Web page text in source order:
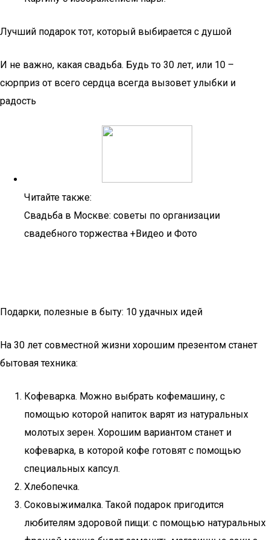
Лучший подарок тот, который выбирается с душой
И не важно, какая свадьба. Будь то 30 лет, или 10 –
сюрприз от всего сердца всегда вызовет улыбки и
радость
Читайте также:
Свадьба в Москве: советы по организации
свадебного торжества +Видео и Фото
Подарки, полезные в быту: 10 удачных идей
На 30 лет совместной жизни хорошим презентом станет
бытовая техника:
Кофеварка. Можно выбрать кофемашину, с
помощью которой напиток варят из натуральных
молотых зерен. Хорошим вариантом станет и
кофеварка, в которой кофе готовят с помощью
специальных капсул.
Хлебопечка.
Соковыжималка. Такой подарок пригодится
любителям здоровой пищи: с помощью натуральных